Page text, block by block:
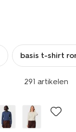
basis t-shirt
291 artikelen